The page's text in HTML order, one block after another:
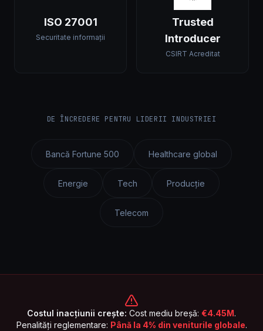
ISO 27001
Securitate informații
Trusted
Introducer
CSIRT Acreditat
DE ÎNCREDERE PENTRU LIDERII INDUSTRIEI
Bancă Fortune 500 Healthcare global
Energie Tech Producție
Telecom
Costul inacțiunii crește: Cost mediu breșă: €4.45M.
Penalități reglementare: Până la 4% din veniturile globale.